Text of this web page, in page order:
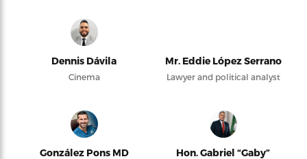
Dennis Dávila
Cinema
Mr. Eddie López Serrano
Lawyer and political analyst
González Pons MD
Hon. Gabriel “Gaby”